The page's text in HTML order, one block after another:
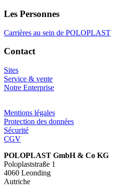
Les Personnes
Carrières au sein de POLOPLAST
Contact
Sites
Service & vente
Notre Enterprise
Mentions légales
Protection des données
Sécurité
CGV
POLOPLAST GmbH & Co KG
Poloplaststraße 1
4060 Leonding
Autriche